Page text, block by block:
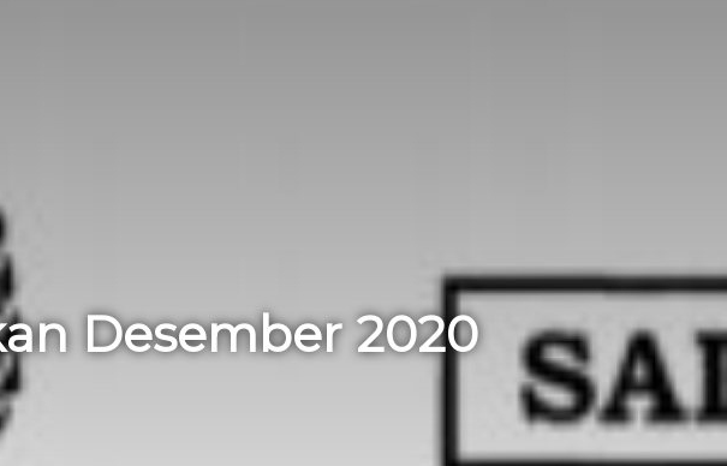
Desember 2020